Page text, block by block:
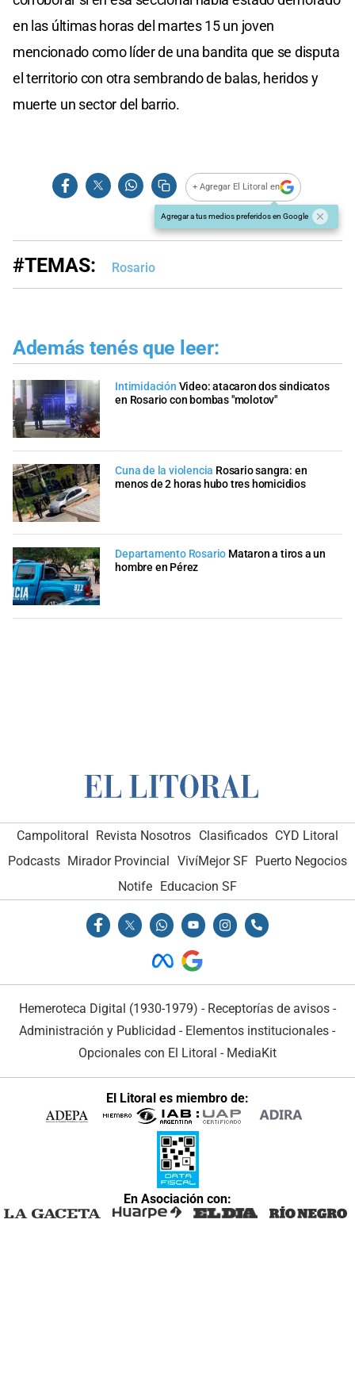
en las últimas horas del martes 15 un joven
mencionado como líder de una bandita que se disputa
el territorio con otra sembrando de balas, heridos y
muerte un sector del barrio.
+ Agregar El Litoral en
Agregar a tus medios preferidos en Google
#TEMAS: Rosario
Además tenés que leer:
Intimidación Video: atacaron dos sindicatos
en Rosario con bombas "molotov"
Cuna de la violencia Rosario sangra: en
menos de 2 horas hubo tres homicidios
Departamento Rosario Mataron a tiros a un
hombre en Pérez
Campolitoral Revista Nosotros Clasificados CYD Litoral
Podcasts Mirador Provincial VivíMejor SF Puerto Negocios
Notife
Educacion SF
Hemeroteca Digital (1930-1979) - Receptorías de avisos -
Administración y Publicidad - Elementos institucionales -
Opcionales con El Litoral - MediaKit
El Litoral es miembro de:
En Asociación con: